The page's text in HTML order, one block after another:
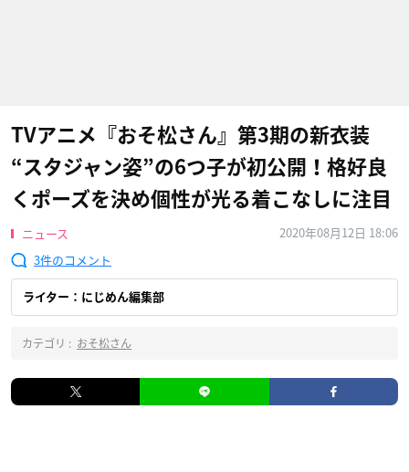
TVアニメ『おそ松さん』第3期の新衣装
“スタジャン姿”の6つ子が初公開！格好良
くポーズを決め個性が光る着こなしに注目
ニュース
2020年08月12日 18:06
3
ライター：にじめん編集部
カテゴリ : おそ松さん